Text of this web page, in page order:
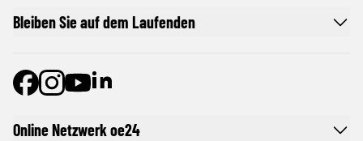
Online Netzwerk oe24
Bleiben Sie auf dem Laufenden